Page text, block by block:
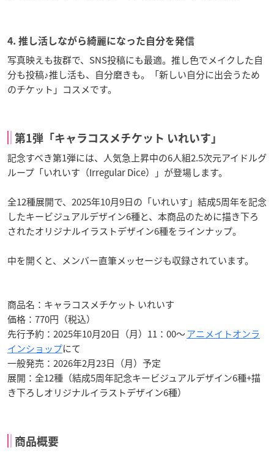
4. 推し活しながら綺麗になった自分を発信
写真映えも抜群で、SNS投稿にも最適。推し色でメイクした自
分も投稿♪推し活も、自分磨きも。「新しい自分に出会うため
のチケット」コスメです。
第1弾「キャラコスメチケット いれいす」
記念すべき第1弾には、人気急上昇中の6人組2.5次元アイドルグ
ループ「いれいす（Irregular Dice）」が登場します。
全12種展開で、2025年10月9日の「いれいす」結成5周年を記念
したキービジュアルデザイン6種と、本商品のために描き下ろ
されたオリジナルイラストデザイン6種をラインナップ。
中を開くと、メンバー直筆メッセージも収録されています。
商品名：キャラコスメチケット いれいす
価格：770円（税込）
先行予約：2025年10月20日（月）11：00〜アニメイトオンラ
インショップにて
一般発売：2026年2月23日（月）予定
展開：全12種（結成5周年記念キービジュアルデザイン6種+描
き下ろしオリジナルイラストデザイン6種）
商品概要